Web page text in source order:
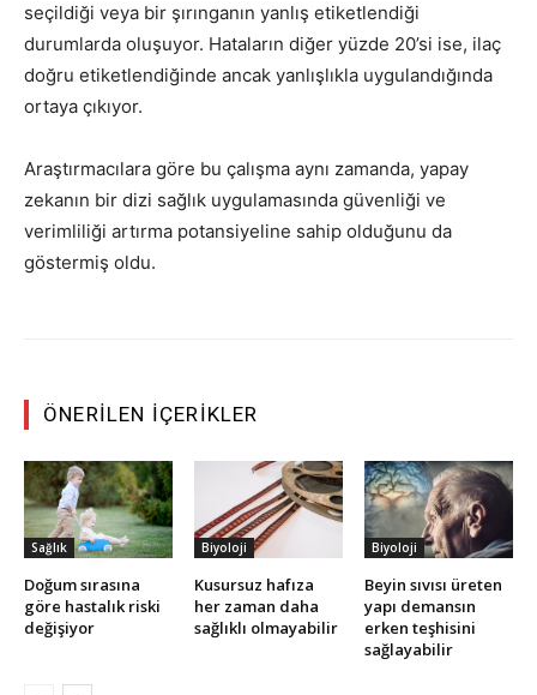
seçildiği veya bir şırınganın yanlış etiketlendiği
durumlarda oluşuyor. Hataların diğer yüzde 20’si ise, ilaç
doğru etiketlendiğinde ancak yanlışlıkla uygulandığında
ortaya çıkıyor.
Araştırmacılara göre bu çalışma aynı zamanda, yapay
zekanın bir dizi sağlık uygulamasında güvenliği ve
verimliliği artırma potansiyeline sahip olduğunu da
göstermiş oldu.
ÖNERILEN İÇERIKLER
Sağlık
Doğum sırasına
göre hastalık riski
değişiyor
Biyoloji
Kusursuz hafıza
her zaman daha
sağlıklı olmayabilir
Biyoloji
Beyin sıvısı üreten
yapı demansın
erken teşhisini
sağlayabilir